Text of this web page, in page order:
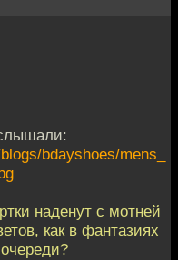
bdayshoes/mens_
наденут с мотней
как в фантазиях